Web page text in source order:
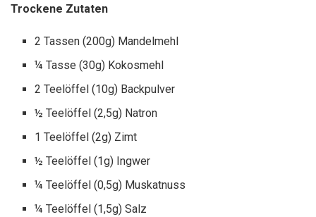
Trockene Zutaten
2 Tassen (200g) Mandelmehl
¼ Tasse (30g) Kokosmehl
2 Teelöffel (10g) Backpulver
½ Teelöffel (2,5g) Natron
1 Teelöffel (2g) Zimt
½ Teelöffel (1g) Ingwer
¼ Teelöffel (0,5g) Muskatnuss
¼ Teelöffel (1,5g) Salz